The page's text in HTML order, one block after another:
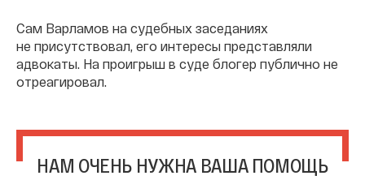
Сам Варламов на судебных заседаниях
не присутствовал, его интересы представляли
адвокаты. На проигрыш в суде блогер публично не
отреагировал.
НАМ ОЧЕНЬ НУЖНА ВАША ПОМОЩЬ